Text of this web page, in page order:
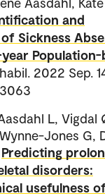
and
Sickness
Population-
2022 Sep.
L, Vigdal
Jones G,
Predicting
disorders:
usefulness